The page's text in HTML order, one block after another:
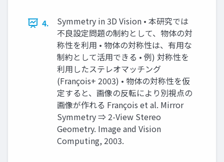
4.
Symmetry in 3D Vision • 本研究では
不良設定問題の制約として、物体の対
称性を利用 • 物体の対称性は、有用な
制約として活用できる • 例) 対称性を
利用したステレオマッチング
(François+ 2003) • 物体の対称性を仮
定すると、画像の反転により別視点の
画像が作れる François et al. Mirror
Symmetry ⇒ 2-View Stereo
Geometry. Image and Vision
Computing, 2003.